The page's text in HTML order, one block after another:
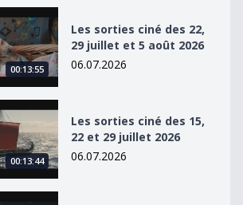
des 22, 29 juillet et 5 août 2026
00:13:55
Les sorties ciné des 22,
29 juillet et 5 août 2026
06.07.2026
des 15, 22 et 29 juillet 2026
00:13:44
Les sorties ciné des 15,
22 et 29 juillet 2026
06.07.2026
des 8, 15 et 22 juillet 2026